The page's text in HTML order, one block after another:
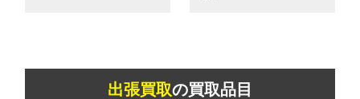
出張買取の買取品目